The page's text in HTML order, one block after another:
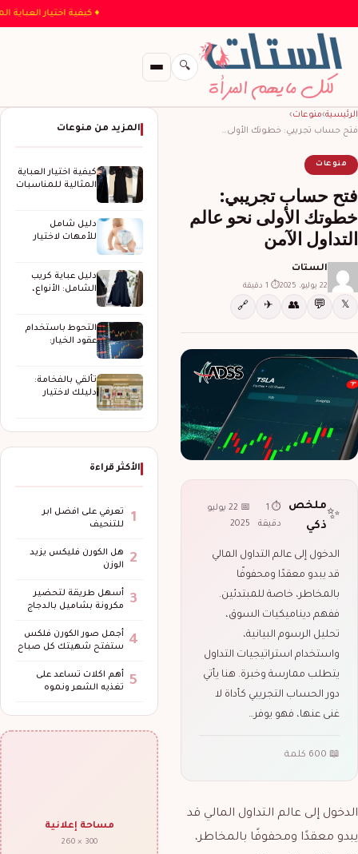
♦ كيفية اختيار
🔍
الرئيسية›منوعات›
فتح حساب تجريبي: خطوتك الأولى…
منوعات
فتح حساب تجريبي:
خطوتك الأولى نحو عالم
التداول الآمن
الستات
22 يوليو، 2025 ⏱ 1 دقيقة
𝕏
💬
👥
✈
🔗
✨
ملخص
ذكي
⏱ 1
دقيقة
📅 22 يوليو
2025
الدخول إلى عالم التداول المالي
قد يبدو معقدًا ومحفوفًا
بالمخاطر، خاصة للمبتدئين.
ففهم ديناميكيات السوق،
تحليل الرسوم البيانية،
واستخدام استراتيجيات التداول
يتطلب ممارسة وخبرة. هنا يأتي
دور الحساب التجريبي كأداة لا
غنى عنها، فهو يوفر…
📖 600 كلمة
الدخول إلى عالم التداول المالي قد
يبدو معقدًا ومحفوفًا بالمخاطر،
المزيد من منوعات
كيفية اختيار العباية
المثالية للمناسبات
دليل شامل
للأمهات لاختيار
دليل عباية كريب
الشامل: الأنواع،
التحوط باستخدام
عقود الخيار:
وإدارة…
تألقي بالفخامة:
دليلك لاختيار
الأكثر قراءة
1
تعرفي على افضل ابر
للتنحيف
2
هل الكورن فليكس يزيد
الوزن
3
أسهل طريقة لتحضير
مكرونة بشاميل بالدجاج
4
أجمل صور الكورن فلكس
ستفتح شهيتك كل صباح
5
أهم اكلات تساعد على
تغذيه الشعر ونموه
مساحة إعلانية
300 × 260